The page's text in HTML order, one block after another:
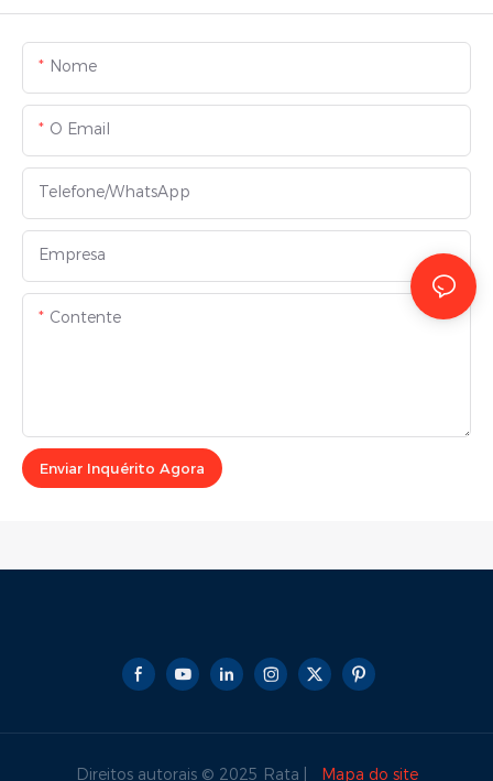
Nome
O Email
Telefone/WhatsApp
Empresa
Contente
Enviar Inquérito Agora
Direitos autorais © 2025 Rata | Mapa do site